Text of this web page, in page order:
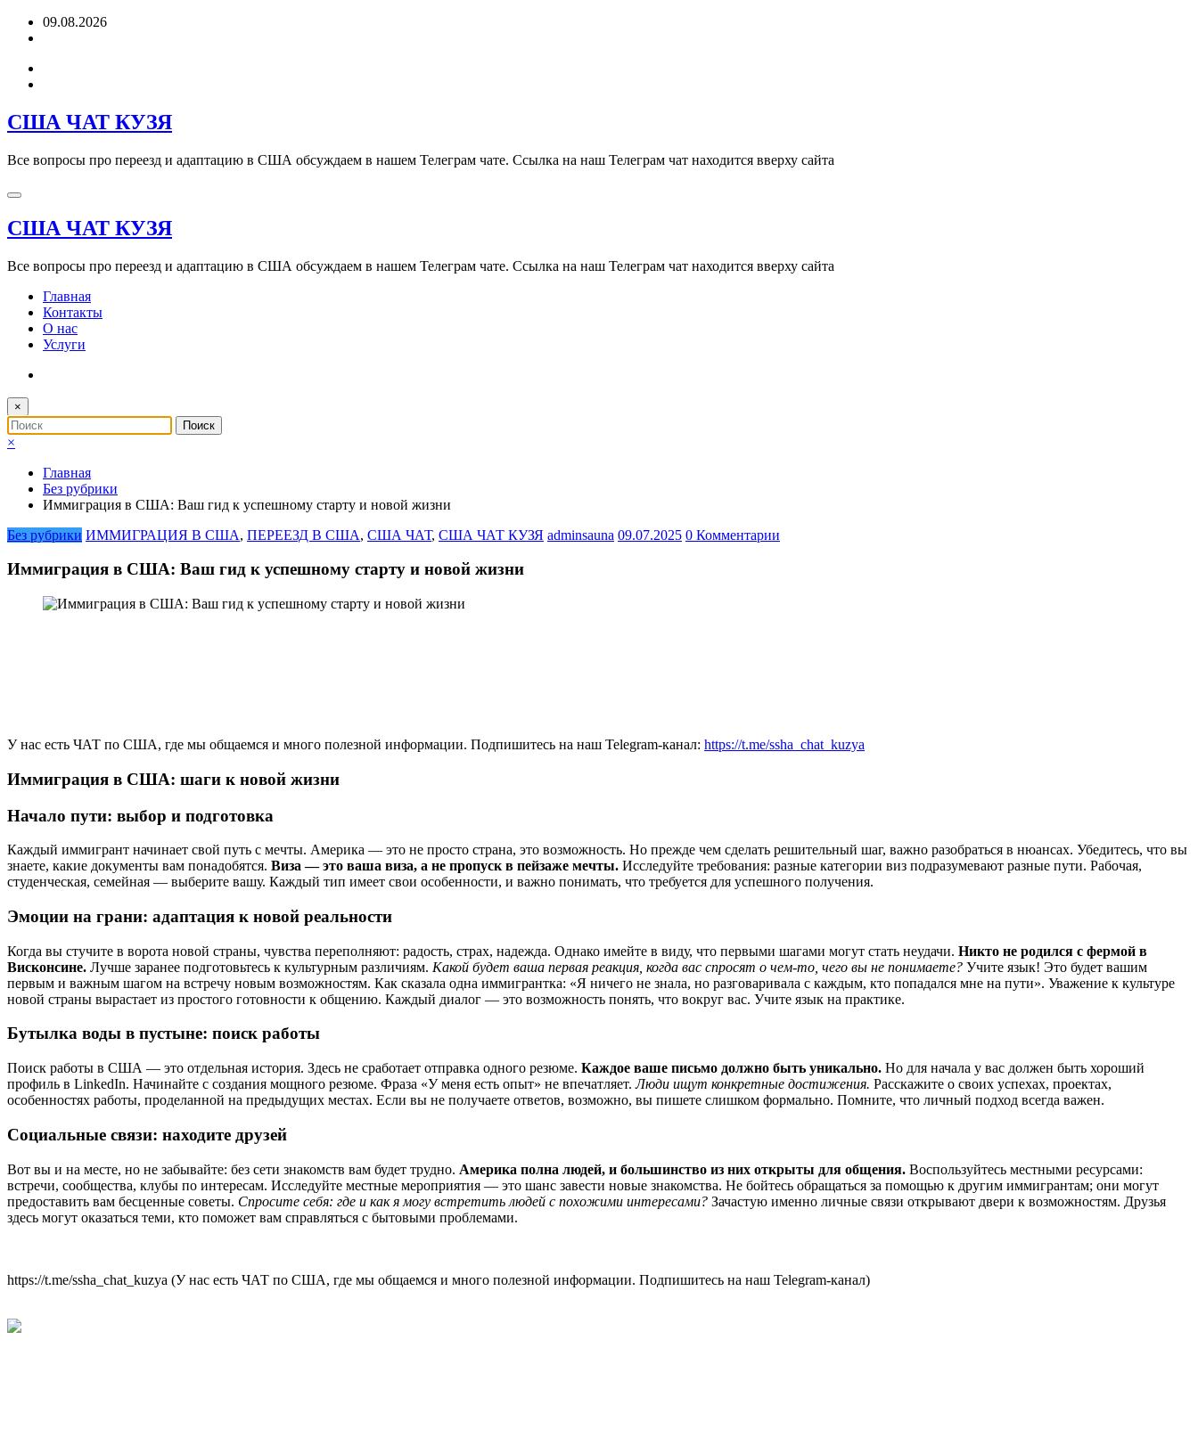
Перейти09.08.2026
США ЧАТ КУЗЯ
Все вопросы про переезд и адаптацию в США обсуждаем в нашем Телеграм чате. Ссылка на наш Телеграм чат находится вверху сайта
США ЧАТ КУЗЯ
Все вопросы про переезд и адаптацию в США обсуждаем в нашем Телеграм чате. Ссылка на наш Телеграм чат находится вверху сайта
Главная
Контакты
О нас
Услуги
×
×
Главная
Без рубрики
Иммиграция в США: Ваш гид к успешному старту и новой жизни
Без рубрики ИММИГРАЦИЯ В США, ПЕРЕЕЗД В США, США ЧАТ, США ЧАТ КУЗЯ adminsauna 09.07.2025 0 Комментарии
Иммиграция в США: Ваш гид к успешному старту и новой жизни
У нас есть ЧАТ по США, где мы общаемся и много полезной информации. Подпишитесь на наш Telegram-канал: https://t.me/ssha_chat_kuzya
Иммиграция в США: шаги к новой жизни
Начало пути: выбор и подготовка
Каждый иммигрант начинает свой путь с мечты. Америка — это не просто страна, это возможность. Но прежде чем сделать решительный шаг, важно разобраться в нюансах. Убедитесь, что вы
знаете, какие документы вам понадобятся. Виза — это ваша виза, а не пропуск в пейзаже мечты. Исследуйте требования: разные категории виз подразумевают разные пути. Рабочая,
студенческая, семейная — выберите вашу. Каждый тип имеет свои особенности, и важно понимать, что требуется для успешного получения.
Эмоции на грани: адаптация к новой реальности
Когда вы стучите в ворота новой страны, чувства переполняют: радость, страх, надежда. Однако имейте в виду, что первыми шагами могут стать неудачи. Никто не родился с фермой в
Висконсине. Лучше заранее подготовьтесь к культурным различиям. Какой будет ваша первая реакция, когда вас спросят о чем-то, чего вы не понимаете? Учите язык! Это будет вашим
первым и важным шагом на встречу новым возможностям. Как сказала одна иммигрантка: «Я ничего не знала, но разговаривала с каждым, кто попадался мне на пути». Уважение к культуре
новой страны вырастает из простого готовности к общению. Каждый диалог — это возможность понять, что вокруг вас. Учите язык на практике.
Бутылка воды в пустыне: поиск работы
Поиск работы в США — это отдельная история. Здесь не сработает отправка одного резюме. Каждое ваше письмо должно быть уникально. Но для начала у вас должен быть хороший
профиль в LinkedIn. Начинайте с создания мощного резюме. Фраза «У меня есть опыт» не впечатляет.Люди ищут конкретные достижения. Расскажите о своих успехах, проектах,
особенностях работы, проделанной на предыдущих местах. Если вы не получаете ответов, возможно, вы пишете слишком формально. Помните, что личный подход всегда важен.
Социальные связи: находите друзей
Вот вы и на месте, но не забывайте: без сети знакомств вам будет трудно. Америка полна людей, и большинство из них открыты для общения. Воспользуйтесь местными ресурсами:
встречи, сообщества, клубы по интересам. Исследуйте местные мероприятия — это шанс завести новые знакомства. Не бойтесь обращаться за помощью к другим иммигрантам; они могут
предоставить вам бесценные советы. Спросите себя: где и как я могу встретить людей с похожими интересами? Зачастую именно личные связи открывают двери к возможностям. Друзья
здесь могут оказаться теми, кто поможет вам справляться с бытовыми проблемами.
https://t.me/ssha_chat_kuzya (У нас есть ЧАТ по США, где мы общаемся и много полезной информации. Подпишитесь на наш Telegram-канал)